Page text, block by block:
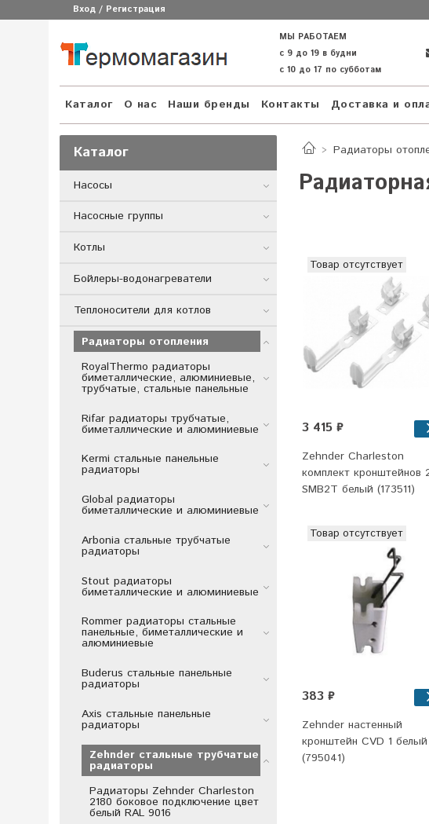
Вход / Регистрация
МЫ РАБОТАЕМ
с 9 до 19 в будни
с 10 до 17 по субботам
Каталог О нас Наши бренды Контакты Доставка и
Радиаторы
Товар отсутствует
3 415 ₽
Zehnder Charleston
комплект кронштейнов
SMB2T белый (173511)
Товар отсутствует
383 ₽
Zehnder настенный
кронштейн CVD 1 белый
(795041)
Каталог
Насосы
Насосные группы
Котлы
Бойлеры-водонагреватели
Теплоносители для котлов
Радиаторы отопления
RoyalThermo радиаторы
биметаллические, алюминиевые,
трубчатые, стальные панельные
Rifar радиаторы трубчатые,
биметаллические и алюминиевые
Kermi стальные панельные
радиаторы
Global радиаторы
биметаллические и алюминиевые
Arbonia стальные трубчатые
радиаторы
Stout радиаторы
биметаллические и алюминиевые
Rommer радиаторы стальные
панельные, биметаллические и
алюминиевые
Buderus стальные панельные
радиаторы
Axis стальные панельные
радиаторы
Zehnder стальные трубчатые
радиаторы
Радиаторы Zehnder Charleston
2180 боковое подключение цвет
белый RAL 9016